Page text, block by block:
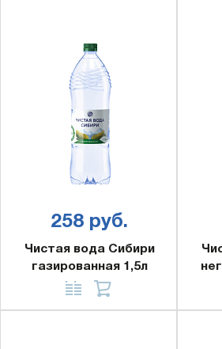
258 руб.
Чистая вода Сибири
газированная 1,5л